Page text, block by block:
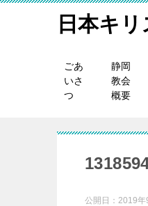
日本キ
ごあ
いさ
つ
静岡
教会
概要
公開日： 2019年